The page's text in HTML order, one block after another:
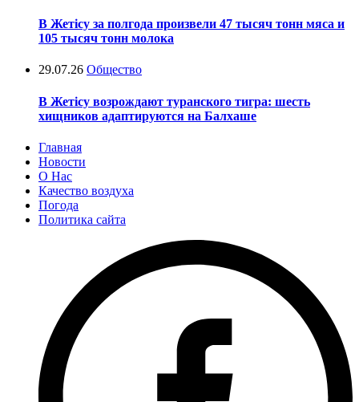
В Жетісу за полгода произвели 47 тысяч тонн мяса и
105 тысяч тонн молока
29.07.26 Общество
В Жетісу возрождают туранского тигра: шесть
хищников адаптируются на Балхаше
Главная
Новости
О Нас
Качество воздуха
Погода
Политика сайта